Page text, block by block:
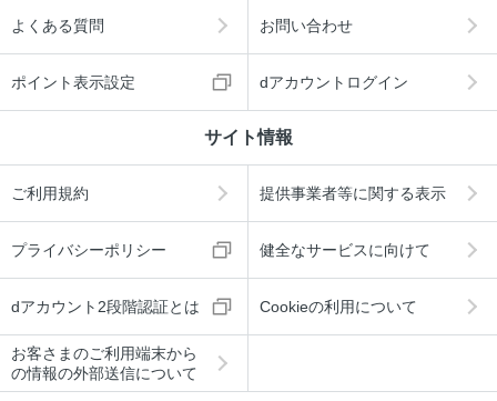
よくある質問 お問い合わせ
ポイント表示設定 dアカウントログイン
サイト情報
ご利用規約 提供事業者等に関する表示
プライバシーポリシー 健全なサービスに向けて
dアカウント2段階認証とは Cookieの利用について
お客さまのご利用端末から
の情報の外部送信について